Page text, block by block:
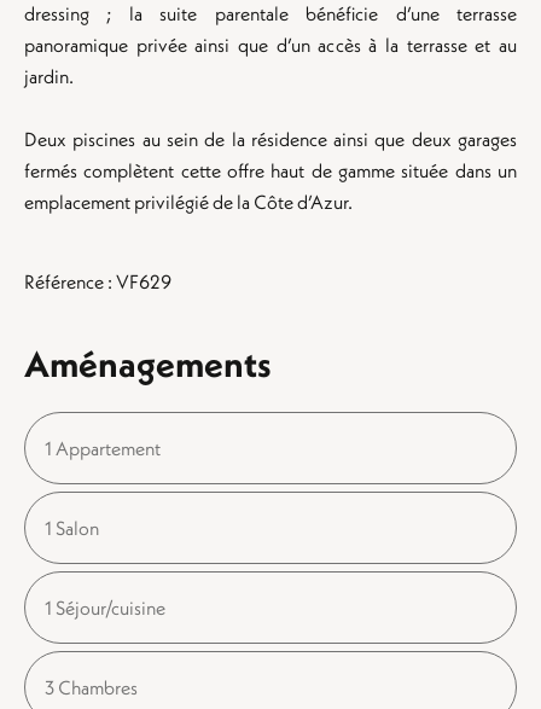
dressing ; la suite parentale bénéficie d’une terrasse
panoramique privée ainsi que d’un accès à la terrasse et au
jardin.
Deux piscines au sein de la résidence ainsi que deux garages
fermés complètent cette offre haut de gamme située dans un
emplacement privilégié de la Côte d’Azur.
Référence : VF629
Aménagements
1 Appartement
1 Salon
1 Séjour/cuisine
3 Chambres